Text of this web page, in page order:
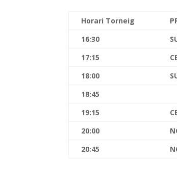
Horari Torneig
16:30
17:15
18:00
18:45
19:15
20:00
20:45